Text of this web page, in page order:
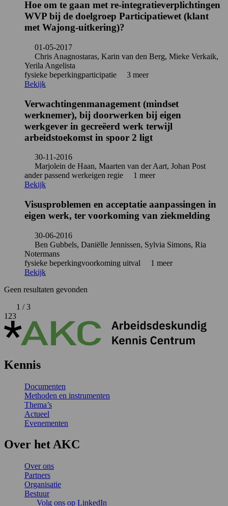
Hoe om te gaan met re-integratieverplichtingen
WVP bij de doelgroep Participatiewet (klant
met Wajong-uitkering)?
01-05-2017
Chris Anagnostaras, Karin van den Berg, Mieke Verkaik,
Yerila Angelista
fysieke beperkingparticipatie
3 meer
Bekijk
Verwachtingenmanagement (mindset
werknemer), bij doorwerken bij eigen
werkgever in gecreëerd werk terwijl
arbeidstoekomst in spoor 2 ligt
30-11-2016
Marjolein de Haan, Maarten van der Aart, Johan Post
ander passend werkeigen regie
1 meer
Bekijk
Visusproblemen en acceptatie aanpassingen in
eigen werk, ter voorkoming van ziekmelding
30-06-2016
Ben Gubbels, Daniëlle Jennissen, Sylvia Simons, Ria
Notermans
fysieke beperkingvoorkoming uitval
1 meer
Bekijk
Geen resultaten gevonden
1 / 3
1 23
Kennis
Documenten
Methoden en instrumenten
Thema’s
Actueel
Evenementen
Over het AKC
Over ons
Partners
Organisatie
Bestuur
Volg ons op LinkedIn